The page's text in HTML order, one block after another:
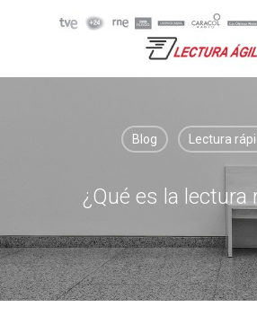
Blog Lectura
¿Qué es la lectura